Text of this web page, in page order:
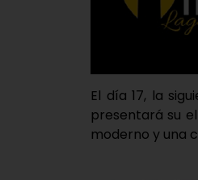
El día 17, la
presentará su
moderno y una